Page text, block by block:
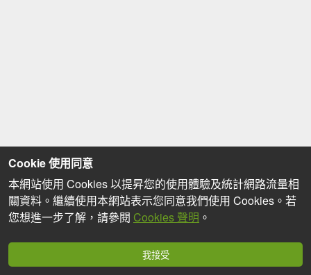
Cookie 使用同意
本網站使用 Cookies 以提昇您的使用體驗及統計網路流量相
關資料。繼續使用本網站表示您同意我們使用 Cookies。若
您想進一步了解，請參閱 Cookies 聲明 。
我接受